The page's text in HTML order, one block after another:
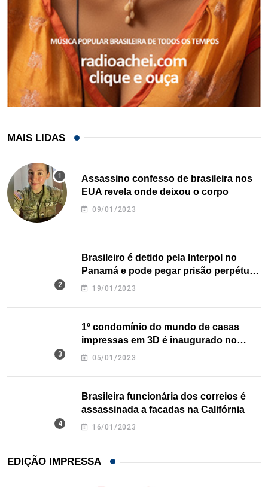
MAIS LIDAS
Assassino confesso de brasileira nos
EUA revela onde deixou o corpo
09/01/2023
Brasileiro é detido pela Interpol no
Panamá e pode pegar prisão perpétua
nos EUA
19/01/2023
1º condomínio do mundo de casas
impressas em 3D é inaugurado no
Texas
05/01/2023
Brasileira funcionária dos correios é
assassinada a facadas na Califórnia
16/01/2023
EDIÇÃO IMPRESSA